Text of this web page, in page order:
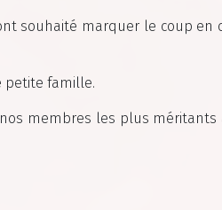
souhaité marquer le coup en
petite famille.
membres les plus